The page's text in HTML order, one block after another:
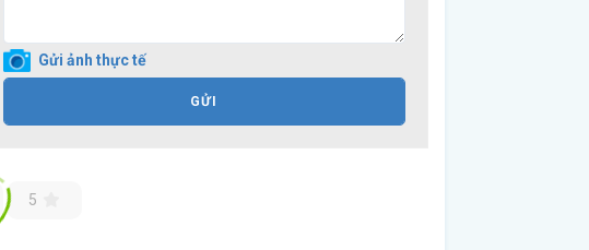
Gửi ảnh thực tế
GỬI
5